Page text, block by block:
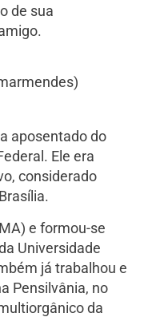
de sua
aposentado do
Ele era
considerado
e formou-se
Universidade
já trabalhou e
Pensilvânia, no
da